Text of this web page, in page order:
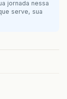
jornada nessa
serve, sua